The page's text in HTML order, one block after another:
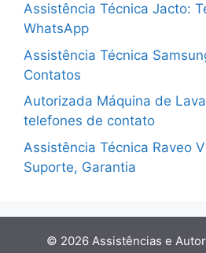
Assistência Técnica Jacto:
WhatsApp
Assistência Técnica
Contatos
Autorizada Máquina de
telefones de contato
Assistência Técnica Raveo
Suporte, Garantia
© 2026 Assistências e